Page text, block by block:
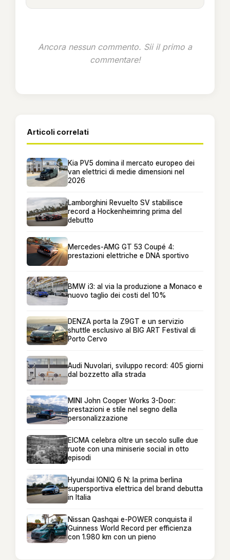
Ancora nessun commento. Sii il primo a
commentare!
Articoli correlati
Kia PV5 domina il mercato europeo dei
van elettrici di medie dimensioni nel
2026
Lamborghini Revuelto SV stabilisce
record a Hockenheimring prima del
debutto
Mercedes-AMG GT 53 Coupé 4:
prestazioni elettriche e DNA sportivo
BMW i3: al via la produzione a Monaco e
nuovo taglio dei costi del 10%
DENZA porta la Z9GT e un servizio
shuttle esclusivo al BIG ART Festival di
Porto Cervo
Audi Nuvolari, sviluppo record: 405 giorni
dal bozzetto alla strada
MINI John Cooper Works 3-Door:
prestazioni e stile nel segno della
personalizzazione
EICMA celebra oltre un secolo sulle due
ruote con una miniserie social in otto
episodi
Hyundai IONIQ 6 N: la prima berlina
supersportiva elettrica del brand debutta
in Italia
Nissan Qashqai e-POWER conquista il
Guinness World Record per efficienza
con 1.980 km con un pieno